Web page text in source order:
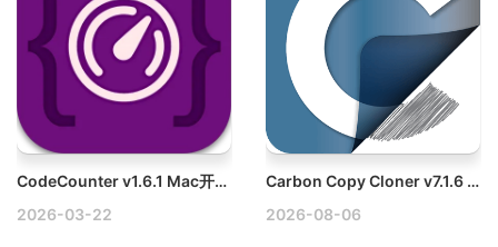
CodeCounter v1.6.1 Mac开发者工具破解版
2026-03-22
Carbon Copy Cloner v7.1.6 Mac磁盘克隆/同步/备份软件破解版
2026-08-06